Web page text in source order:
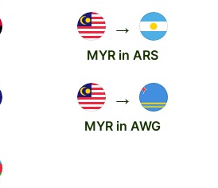
→
MYR in ARS
→
MYR in AWG